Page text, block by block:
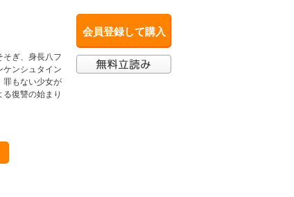
会員登録して購入
そぎ、身長八フ
ケンシュタイン
罪もない少女が
復讐の始まり